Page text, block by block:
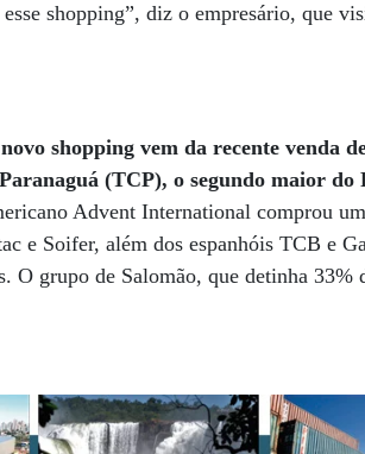
shopping”, diz o empresário, que
shopping vem da recente venda
(TCP), o segundo maior do
Advent International comprou
e Soifer, além dos espanhóis TCB e
O grupo de Salomão, que detinha 33%